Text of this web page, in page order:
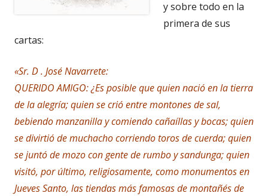
y sobre todo en la
primera de sus
cartas:
«Sr. D . José Navarrete:
QUERIDO AMIGO: ¿Es posible que quien nació en la tierra
de la alegría; quien se crió entre montones de sal,
bebiendo manzanilla y comiendo cañaíllas y bocas; quien
se divirtió de muchacho corriendo toros de cuerda; quien
se juntó de mozo con gente de rumbo y sandunga; quien
visitó, por último, religiosamente, como monumentos en
Jueves Santo, las tiendas más famosas de montañés de